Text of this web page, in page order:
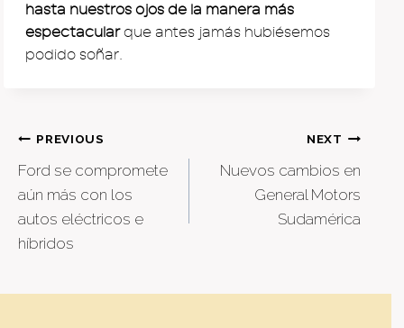
hasta nuestros ojos de la manera más
espectacularque antes jamás hubiésemos
podido soñar.
Post
navigation
PREVIOUS
Ford se compromete
aún más con los
autos eléctricos e
híbridos
NEXT
Nuevos cambios en
General Motors
Sudamérica